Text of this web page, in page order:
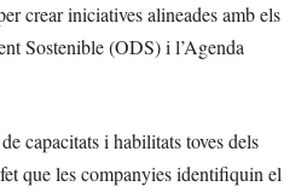
crear iniciatives alineades amb els
Sostenible (ODS) i l’Agenda
capacitats i habilitats toves dels
que les companyies identifiquin el